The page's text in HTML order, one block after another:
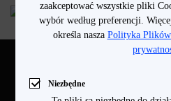
zaakceptować wszystkie pliki
wybór według preferencji.
określa nasza Polityka
Niezbędne